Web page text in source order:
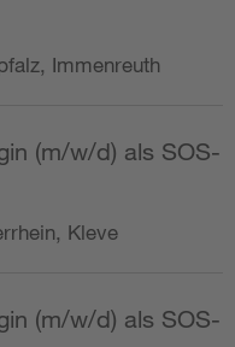
Immenreuth
(m/w/d) als SOS-
Kleve
(m/w/d) als SOS-